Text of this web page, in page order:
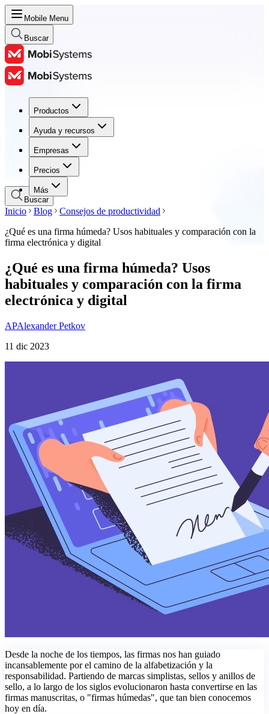
Mobile Menu
Buscar
Productos
Ayuda y recursos
Empresas
Precios
Más
Productos
Ayuda y recursos
Empresas
Precios
Buscar
Inicio Blog
Consejos de productividad
¿Qué es una firma húmeda? Usos habituales y comparación con la
firma electrónica y digital
¿Qué es una firma húmeda? Usos
habituales y comparación con la firma
electrónica y digital
APAlexander Petkov
11 dic 2023
Desde la noche de los tiempos, las firmas nos han guiado
incansablemente por el camino de la alfabetización y la
responsabilidad. Partiendo de marcas simplistas, sellos y anillos de
sello, a lo largo de los siglos evolucionaron hasta convertirse en las
firmas manuscritas, o "firmas húmedas", que tan bien conocemos
hoy en día.